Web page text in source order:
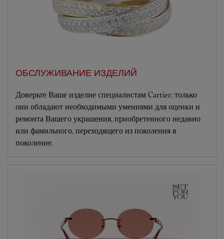
ОБСЛУЖИВАНИЕ ИЗДЕЛИЙ
Доверьте Ваше изделие специалистам Cartier: только
они обладают необходимыми умениями для оценки и
ремонта Вашего украшения, приобретенного недавно
или фамильного, переходящего из поколения в
поколение.